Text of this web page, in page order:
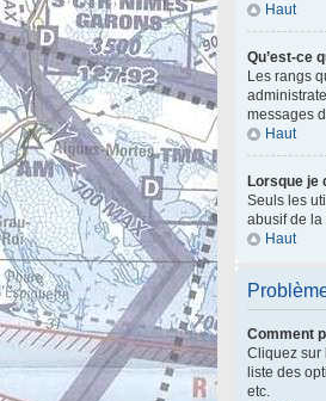
Haut
Qu’est-ce
Les rangs
messages
Haut
Lorsque je
Seuls les
abusif de
Haut
Comment
Cliquez sur
liste des
etc.